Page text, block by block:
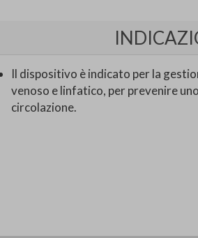
Il dispositivo è indicato per la
venoso e linfatico, per prevenire
circolazione.